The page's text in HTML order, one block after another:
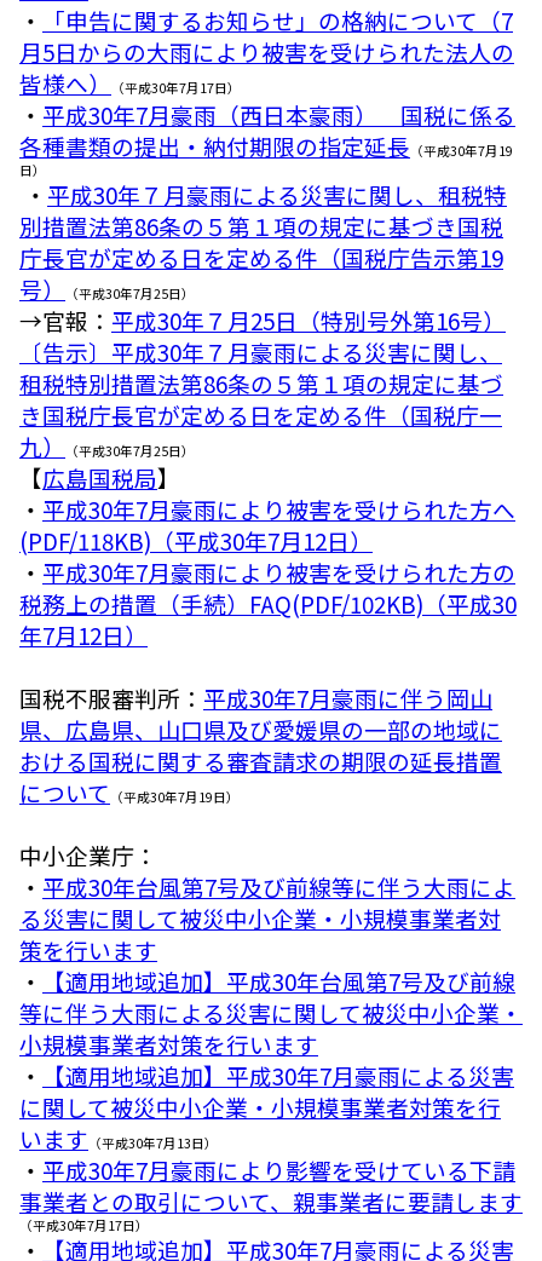
・
「申告に関するお知らせ」の格納について（7
月5日からの大雨により被害を受けられた法人の
皆様へ）
（平成30年7月17日）
・ 平成30年7月豪雨（西日本豪雨） 国税に係る
各種書類の提出・納付期限の指定延長 （平成30年7月19
日）
・ 平成30年７月豪雨による災害に関し、租税特
別措置法第86条の５第１項の規定に基づき国税
庁長官が定める日を定める件（国税庁告示第19
号）
（平成30年7月25日）
→官報： 平成30年７月25日（特別号外第16号）
〔告示〕平成30年７月豪雨による災害に関し、
租税特別措置法第86条の５第１項の規定に基づ
き国税庁長官が定める日を定める件（国税庁一
九）
（平成30年7月25日）
【広島国税局】
・ 平成30年7月豪雨により被害を受けられた方へ
(PDF/118KB)（平成30年7月12日）
・ 平成30年7月豪雨により被害を受けられた方の
税務上の措置（手続）FAQ(PDF/102KB)（平成30
年7月12日）
国税不服審判所： 平成30年7月豪雨に伴う岡山
県、広島県、山口県及び愛媛県の一部の地域に
おける国税に関する審査請求の期限の延長措置
について （平成30年7月19日）
中小企業庁：
・ 平成30年台風第7号及び前線等に伴う大雨によ
る災害に関して被災中小企業・小規模事業者対
策を行います
・
【適用地域追加】平成30年台風第7号及び前線
等に伴う大雨による災害に関して被災中小企業・
小規模事業者対策を行います
・
【適用地域追加】平成30年7月豪雨による災害
に関して被災中小企業・小規模事業者対策を行
います （平成30年7月13日）
・ 平成30年7月豪雨により影響を受けている下請
事業者との取引について、親事業者に要請します
（平成30年7月17日）
・
【適用地域追加】平成30年7月豪雨による災害